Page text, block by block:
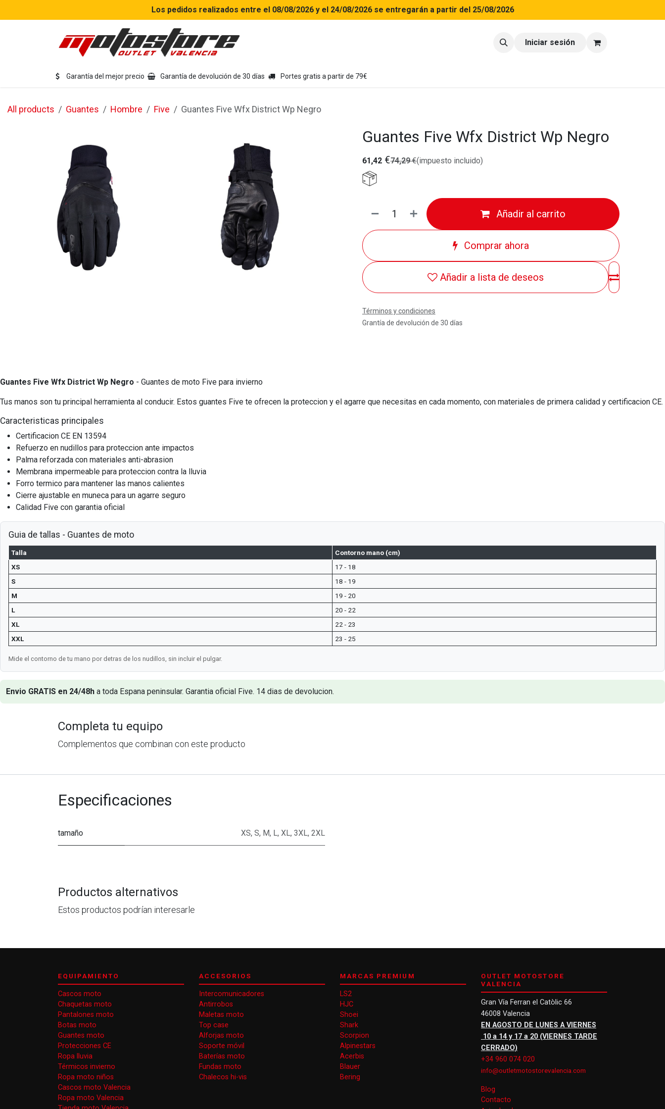
Los pedidos realizados entre el 08/08/2026 y el 24/08/2026 se entregarán a partir del 25/08/2026
Equipamiento moto Iniciar sesión
Garantía del mejor precio Garantía de devolución de 30 días Portes gratis a partir de 79€
All products Guantes Hombre Five Guantes Five Wfx District Wp Negro
Guantes Five Wfx District Wp Negro
61,42 €74,29€(impuesto incluido)
Añadir al carrito
Comprar ahora
Añadir a lista de deseos
Términos y condiciones
Grantía de devolución de 30 días
Guantes Five Wfx District Wp Negro - Guantes de moto Five para invierno
Tus manos son tu principal herramienta al conducir. Estos guantes Five te ofrecen la proteccion y el agarre que necesitas en cada momento, con materiales de primera calidad y certificacion CE.
Caracteristicas principales
Certificacion CE EN 13594
Refuerzo en nudillos para proteccion ante impactos
Palma reforzada con materiales anti-abrasion
Membrana impermeable para proteccion contra la lluvia
Forro termico para mantener las manos calientes
Cierre ajustable en muneca para un agarre seguro
Calidad Five con garantia oficial
Guia de tallas - Guantes de moto
Talla
Contorno mano (cm)
XS
17 - 18
S
18 - 19
M
19 - 20
L
20 - 22
XL
22 - 23
XXL
23 - 25
Mide el contorno de tu mano por detras de los nudillos, sin incluir el pulgar.
Envio GRATIS en 24/48h a toda Espana peninsular. Garantia oficial Five. 14 dias de devolucion.
Completa tu equipo
Complementos que combinan con este producto
Especificaciones
tamaño XS, S, M, L, XL, 3XL, 2XL
Productos alternativos
Estos productos podrían interesarle
EQUIPAMIENTO
Cascos moto
Chaquetas moto
Pantalones moto
Botas moto
Guantes moto
Protecciones CE
Ropa lluvia
Térmicos invierno
Ropa moto niños
Cascos moto Valencia
Ropa moto Valencia
ACCESORIOS
Intercomunicadores
Antirrobos
Maletas moto
Top case
Alforjas moto
Soporte móvil
Baterías moto
Fundas moto
Chalecos hi-vis
MARCAS PREMIUM
LS2
HJC
Shoei
Shark
Scorpion
Alpinestars
Acerbis
Blauer
Bering
OUTLET MOTOSTORE
VALENCIA
Gran Vía Ferran el Catòlic 66
46008 Valencia
EN AGOSTO DE LUNES A VIERNES
10 a 14 y 17 a 20 (VIERNES TARDE
CERRADO)
+34 960 074 020
info@outletmotostorevalencia.com
Blog
Contacto